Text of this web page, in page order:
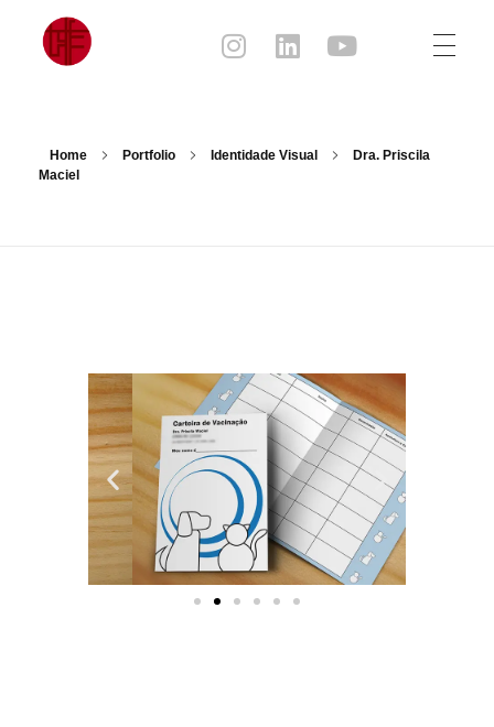
Home Portfolio Identidade Visual
Dra. Priscila
Maciel